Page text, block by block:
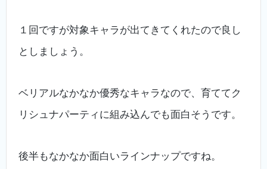
１回ですが対象キャラが出てきてくれたので良し
としましょう。
ベリアルなかなか優秀なキャラなので、育ててク
リシュナパーティに組み込んでも面白そうです。
後半もなかなか面白いラインナップですね。